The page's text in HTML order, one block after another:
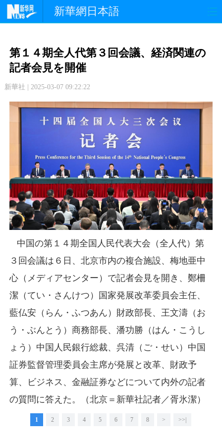
新華網日本語
文 化
中日交流
写 真
第１４期全人代第３回会議、経済関連の
記者会見を開催
新華社 | 2025-03-07 09:22:22
中国の第１４期全国人民代表大会（全人代）第
３回会議は６日、北京市内の複合施設、梅地亜中
心（メディアセンター）で記者会見を開き、鄭柵
潔（てい・さんけつ）国家発展改革委員会主任、
藍仏安（らん・ふつあん）財政部長、王文濤（お
う・ぶんとう）商務部長、潘功勝（はん・こうし
ょう）中国人民銀行総裁、呉清（ご・せい）中国
証券監督管理委員会主席が発展と改革、財政予
算、ビジネス、金融証券などについて内外の記者
の質問に答えた。（北京＝新華社記者／胥氷潔）
1 2 3 4 5 6 7 8 > >>|